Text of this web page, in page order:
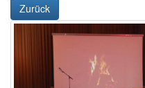
Zurück